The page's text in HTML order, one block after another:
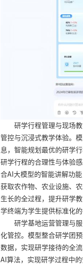
研学行程管理与现场
管控与沉浸式教学体验。
息，智能规划最优的研学
研学行程的合理性与体验
合AI大模型的智能讲解功
获取农作物、农业设施、
生长的全过程，提升研学
学终端为学生提供标准化
研学基地运营管理与
化管控。模型整合研学团
数据，实现研学接待的全
AI算法，实现研学过程中